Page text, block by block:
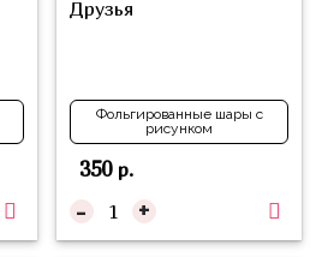
Друзья
Фольгированные шары с
рисунком
350р.
- +